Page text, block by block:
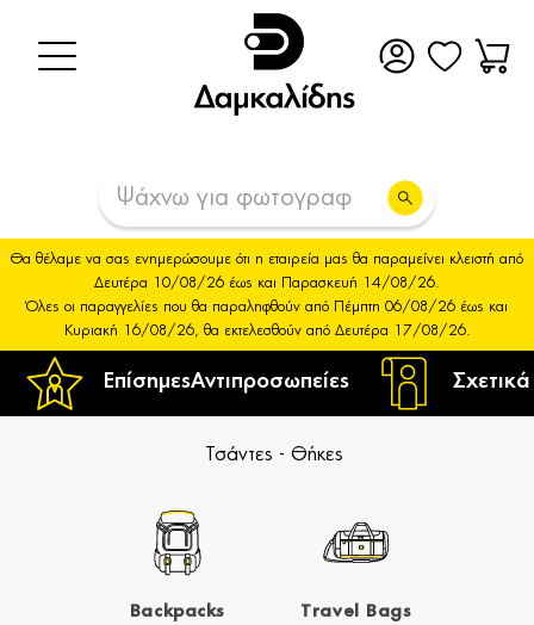
ΕπίσημεςΑντιπροσωπείες
Θα θέλαμε να σας ενημερώσουμε ότι η εταιρεία μας θα παραμείνει κλειστή από
Δευτέρα 10/08/26 έως και Παρασκευή 14/08/26.
Όλες οι παραγγελίες που θα παραληφθούν από Πέμπτη 06/08/26 έως και
Κυριακή 16/08/26, θα εκτελεσθούν από Δευτέρα 17/08/26.
Τσάντες - Θήκες
Backpacks Travel Bags